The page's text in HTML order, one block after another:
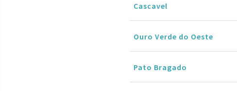
Cascavel
Ouro Verde do Oeste
Pato Bragado